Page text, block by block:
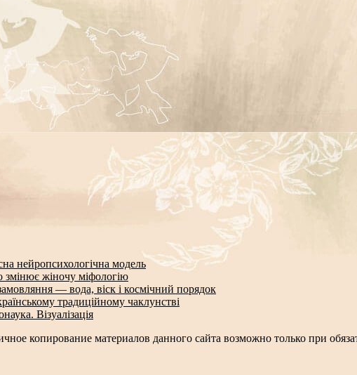
нейропсихологічна модель
жіночу міфологію
— вода, віск і космічний порядок
традиційному чаклунстві
Візуалізація
копирование материалов данного сайта возможно только при